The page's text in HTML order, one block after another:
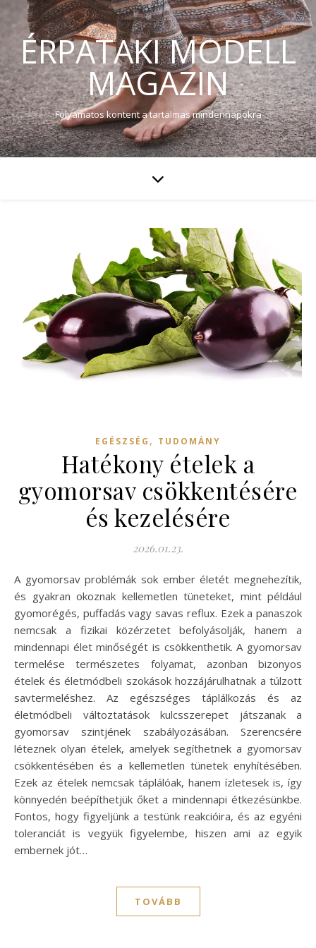
ÉRPATAKI MODELL
MAGAZIN
Folyamatos kontent a tartalmas mindennapokra
EGÉSZSÉG , TUDOMÁNY
Hatékony ételek a
gyomorsav csökkentésére
és kezelésére
2026.01.23.
A gyomorsav problémák sok ember életét megnehezítik,
és gyakran okoznak kellemetlen tüneteket, mint például
gyomorégés, puffadás vagy savas reflux. Ezek a panaszok
nemcsak a fizikai közérzetet befolyásolják, hanem a
mindennapi élet minőségét is csökkenthetik. A gyomorsav
termelése természetes folyamat, azonban bizonyos
ételek és életmódbeli szokások hozzájárulhatnak a túlzott
savtermeléshez. Az egészséges táplálkozás és az
életmódbeli változtatások kulcsszerepet játszanak a
gyomorsav szintjének szabályozásában. Szerencsére
léteznek olyan ételek, amelyek segíthetnek a gyomorsav
csökkentésében és a kellemetlen tünetek enyhítésében.
Ezek az ételek nemcsak táplálóak, hanem ízletesek is, így
könnyedén beépíthetjük őket a mindennapi étkezésünkbe.
Fontos, hogy figyeljünk a testünk reakcióira, és az egyéni
toleranciát is vegyük figyelembe, hiszen ami az egyik
embernek jót…
TOVÁBB